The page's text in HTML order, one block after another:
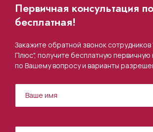
Первичная консультация
бесплатная!
Закажите обратной звонок
Плюс", получите бесплатную первичную
по Вашему вопросу и варианты